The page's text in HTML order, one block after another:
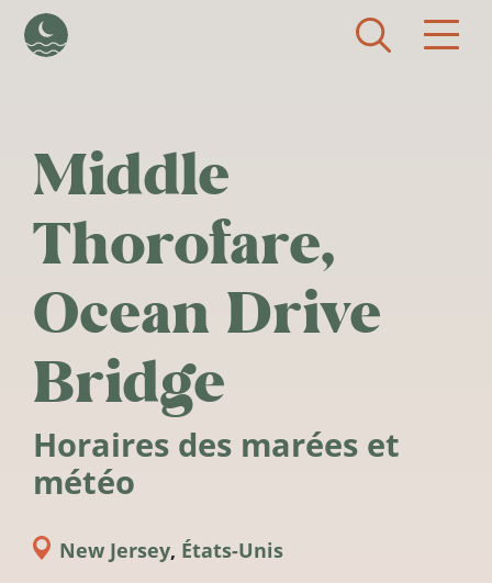
Middle
Thorofare,
Ocean Drive
Bridge
Horaires des marées et
météo
New Jersey, États-Unis